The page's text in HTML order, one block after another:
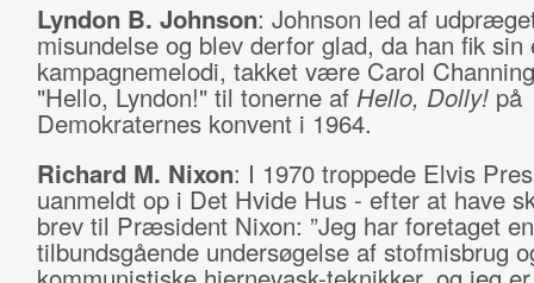
Lyndon B. Johnson: Johnson led af
misundelse og blev derfor glad, da han fik sin
kampagnemelodi, takket være Carol
"Hello, Lyndon!" til tonerne af Hello, Dolly!på
Demokraternes konvent i 1964.
Richard M. Nixon: I 1970 troppede Elvis
uanmeldt op i Det Hvide Hus - efter at have
brev til Præsident Nixon: ”Jeg har foretaget en
tilbundsgående undersøgelse af stofmisbrug